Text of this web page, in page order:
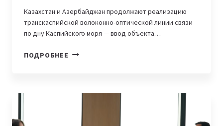
Казахстан и Азербайджан продолжают реализацию
транскаспийской волоконно-оптической линии связи
по дну Каспийского моря — ввод объекта…
ПОДРОБНЕЕ КАЗАХСТАН
ЦИФРОВОЙ
ЧЕРЕЗ